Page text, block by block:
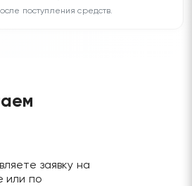
поступления средств.
заявку на
или по